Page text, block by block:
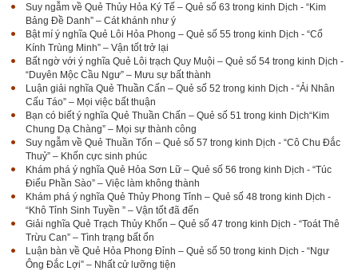
Suy ngẫm về Quẻ Thủy Hỏa Ký Tế – Quẻ số 63 trong kinh Dịch - “Kim
Bảng Đề Danh” – Cát khánh như ý
Bật mí ý nghĩa Quẻ Lôi Hỏa Phong – Quẻ số 55 trong kinh Dịch - “Cổ
Kính Trùng Minh” – Vận tốt trở lại
Bất ngờ với ý nghĩa Quẻ Lôi trạch Quy Muội – Quẻ số 54 trong kinh Dịch -
“Duyên Mộc Cầu Ngư” – Mưu sự bất thành
Luận giải nghĩa Quẻ Thuần Cấn – Quẻ số 52 trong kinh Dịch - “Ải Nhân
Cấu Táo” – Mọi việc bất thuận
Bạn có biết ý nghĩa Quẻ Thuần Chấn – Quẻ số 51 trong kinh Dịch“Kim
Chung Dạ Chàng” – Mọi sự thành công
Suy ngẫm về Quẻ Thuần Tốn – Quẻ số 57 trong kinh Dịch - “Cô Chu Đắc
Thuỷ” – Khốn cực sinh phúc
Khám phá ý nghĩa Quẻ Hỏa Sơn Lữ – Quẻ số 56 trong kinh Dịch - “Túc
Điểu Phần Sào” – Việc làm không thành
Khám phá ý nghĩa Quẻ Thủy Phong Tỉnh – Quẻ số 48 trong kinh Dịch -
“Khô Tỉnh Sinh Tuyền ” – Vận tốt đã đến
Giải nghĩa Quẻ Trạch Thủy Khốn – Quẻ số 47 trong kinh Dịch - “Toát Thê
Trừu Can” – Tình trạng bất ổn
Luận bàn về Quẻ Hỏa Phong Đỉnh – Quẻ số 50 trong kinh Dịch - “Ngư
Ông Đắc Lợi” – Nhất cử lưỡng tiện